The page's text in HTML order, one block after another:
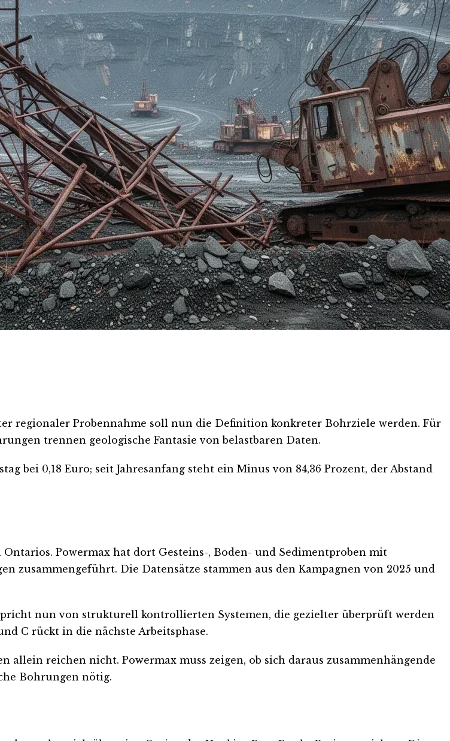
regionaler Probennahme soll nun die Definition konkreter Bohrziele werden. Für
trennen geologische Fantasie von belastbaren Daten.
bei 0,18 Euro; seit Jahresanfang steht ein Minus von 84,36 Prozent, der Abstand
Powermax hat dort Gesteins-, Boden- und Sedimentproben mit
zusammengeführt. Die Datensätze stammen aus den Kampagnen von 2025 und
nun von strukturell kontrollierten Systemen, die gezielter überprüft werden
C rückt in die nächste Arbeitsphase.
reichen nicht. Powermax muss zeigen, ob sich daraus zusammenhängende
Bohrungen nötig.